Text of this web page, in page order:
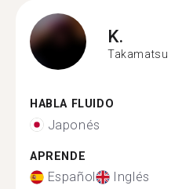
K.
Takamatsu
HABLA FLUIDO
Japonés
APRENDE
Español Inglés